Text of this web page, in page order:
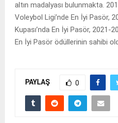
altın madalyası bulunmakta.
Voleybol Ligi’nde En İyi Pasör,
Kupası’nda En İyi Pasör, 2021-
En İyi Pasör ödüllerinin sahibi
PAYLAŞ 0